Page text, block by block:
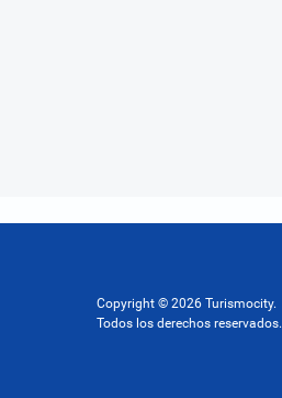
Copyright © 2026 Turismocity.
Todos los derechos reservados.